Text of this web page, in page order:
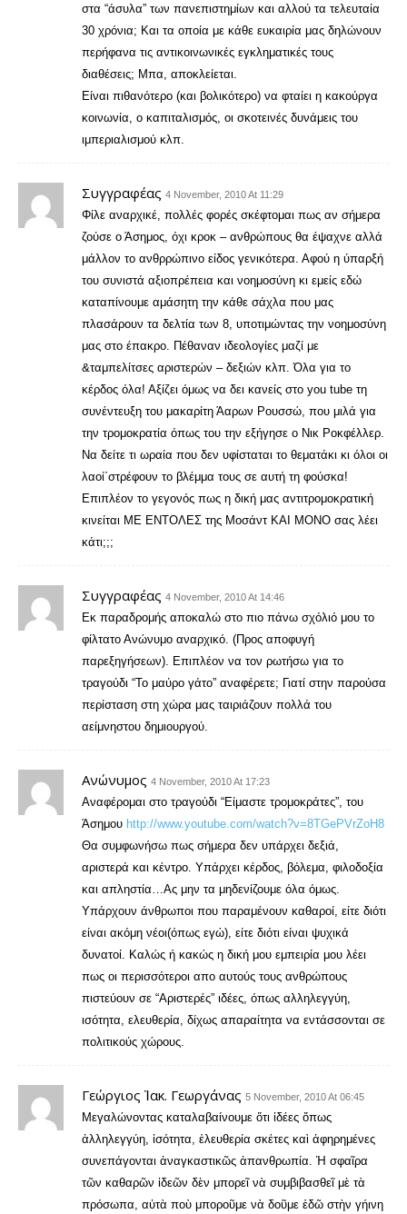
στα “άσυλα” των πανεπιστημίων και αλλού τα τελευταία
30 χρόνια; Και τα οποία με κάθε ευκαιρία μας δηλώνουν
περήφανα τις αντικοινωνικές εγκληματικές τους
διαθέσεις; Μπα, αποκλείεται.
Είναι πιθανότερο (και βολικότερο) να φταίει η κακούργα
κοινωνία, ο καπιταλισμός, οι σκοτεινές δυνάμεις του
ιμπεριαλισμού κλπ.
Συγγραφέας 4 November, 2010 At 11:29
Φίλε αναρχικέ, πολλές φορές σκέφτομαι πως αν σήμερα
ζούσε ο Άσημος, όχι κροκ – ανθρώπους θα έψαχνε αλλά
μάλλον το ανθρρώπινο είδος γενικότερα. Αφού η ύπαρξή
του συνιστά αξιοπρέπεια και νοημοσύνη κι εμείς εδώ
καταπίνουμε αμάσητη την κάθε σάχλα που μας
πλασάρουν τα δελτία των 8, υποτιμώντας την νοημοσύνη
μας στο έπακρο. Πέθαναν ιδεολογίες μαζί με
&ταμπελίτσες αριστερών – δεξιών κλπ. Όλα για το
κέρδος όλα! Αξίζει όμως να δει κανείς στο you tube τη
συνέντευξη του μακαρίτη Άαρων Ρουσσώ, που μιλά για
την τρομοκρατία όπως του την εξήγησε ο Νικ Ροκφέλλερ.
Να δείτε τι ωραία που δεν υφίσταται το θεματάκι κι όλοι οι
λαοί΄στρέφουν το βλέμμα τους σε αυτή τη φούσκα!
Επιπλέον το γεγονός πως η δική μας αντιτρομοκρατική
κινείται ΜΕ ΕΝΤΟΛΕΣ της Μοσάντ ΚΑΙ ΜΟΝΟ σας λέει
κάτι;;;
Συγγραφέας 4 November, 2010 At 14:46
Εκ παραδρομής αποκαλώ στο πιο πάνω σχόλιό μου το
φίλτατο Ανώνυμο αναρχικό. (Προς αποφυγή
παρεξηγήσεων). Επιπλέον να τον ρωτήσω για το
τραγούδι “Το μαύρο γάτο” αναφέρετε; Γιατί στην παρούσα
περίσταση στη χώρα μας ταιριάζουν πολλά του
αείμνηστου δημιουργού.
Ανώνυμος 4 November, 2010 At 17:23
Αναφέρομαι στο τραγούδι “Είμαστε τρομοκράτες”, του
Άσημου http://www.youtube.com/watch?v=8TGePVrZoH8
Θα συμφωνήσω πως σήμερα δεν υπάρχει δεξιά,
αριστερά και κέντρο. Υπάρχει κέρδος, βόλεμα, φιλοδοξία
και απληστία…Ας μην τα μηδενίζουμε όλα όμως.
Υπάρχουν άνθρωποι που παραμένουν καθαροί, είτε διότι
είναι ακόμη νέοι(όπως εγώ), είτε διότι είναι ψυχικά
δυνατοί. Καλώς ή κακώς η δική μου εμπειρία μου λέει
πως οι περισσότεροι απο αυτούς τους ανθρώπους
πιστεύουν σε “Αριστερές” ιδέες, όπως αλληλεγγύη,
ισότητα, ελευθερία, δίχως απαραίτητα να εντάσσονται σε
πολιτικούς χώρους.
Γεώργιος Ἰακ. Γεωργάνας 5 November, 2010 At 06:45
Μεγαλώνοντας καταλαβαίνουμε ὅτι ἰδέες ὅπως
ἀλληλεγγύη, ἰσότητα, ἐλευθερία σκέτες καὶ ἀφηρημένες
συνεπάγονται ἀναγκαστικῶς ἀπανθρωπία. Ἡ σφαῖρα
τῶν καθαρῶν ἰδεῶν δὲν μπορεῖ νὰ συμβιβασθεῖ μὲ τὰ
πρόσωπα, αὐτὰ ποὺ μποροῦμε νὰ δοῦμε ἐδῶ στὴν γήινη